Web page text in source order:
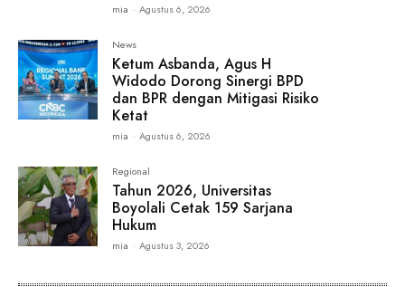
mia - Agustus 6, 2026
News
Ketum Asbanda, Agus H
Widodo Dorong Sinergi BPD
dan BPR dengan Mitigasi Risiko
Ketat
mia - Agustus 6, 2026
Regional
Tahun 2026, Universitas
Boyolali Cetak 159 Sarjana
Hukum
mia - Agustus 3, 2026